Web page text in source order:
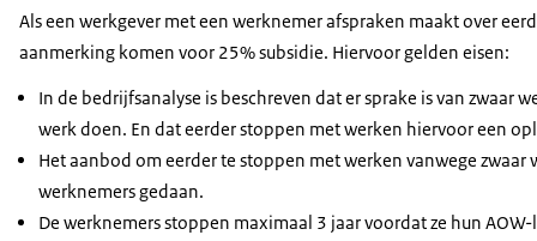
Als een werkgever met een werknemer afspraken maakt over
aanmerking komen voor 25% subsidie. Hiervoor gelden eisen:
In de bedrijfsanalyse is beschreven dat er sprake is van
werk doen. En dat eerder stoppen met werken hiervoor een
Het aanbod om eerder te stoppen met werken vanwege
werknemers gedaan.
De werknemers stoppen maximaal 3 jaar voordat ze hun